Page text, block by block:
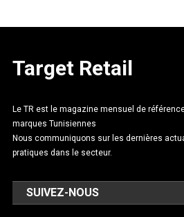
Target Retail
Le TR est le magazine mensuel de
marques Tunisiennes
Nous communiquons sur les dernières
pratiques dans le secteur.
SUIVEZ-NOUS